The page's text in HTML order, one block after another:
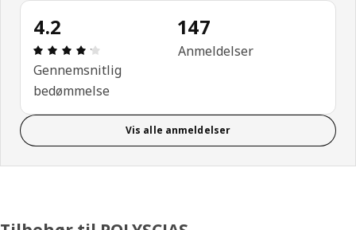
4.2
Anmeldelse: 4.2 Ud af 5 Stjerner. Anmeldelser i
Gennemsnitlig
bedømmelse
147
Anmeldelser
Vis alle anmeldelser